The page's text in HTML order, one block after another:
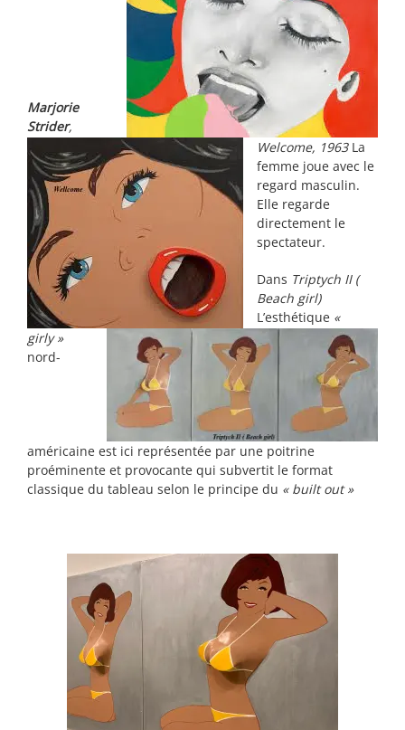
Marjorie
Strider,
Welcome, 1963La
femme joue avec le
regard masculin.
Elle regarde
directement le
spectateur.
Dans Triptych II (
Beach girl)
L’esthétique «
girly »
nord-
américaine est ici représentée par une poitrine
proéminente et provocante qui subvertit le format
classique du tableau selon le principe du « built out »